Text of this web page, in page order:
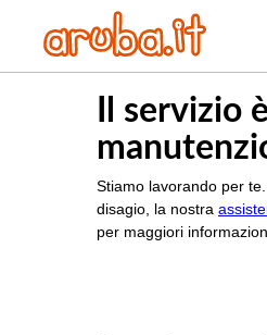
Il servizio
Stiamo lavorando per
disagio, la nostra
per maggiori